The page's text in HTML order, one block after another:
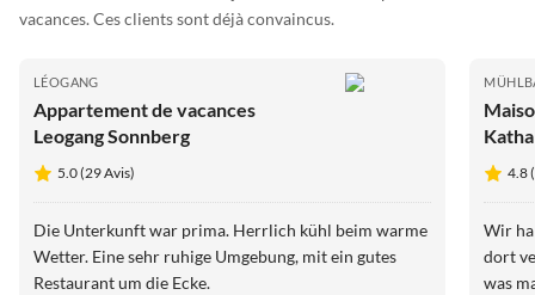
vacances. Ces clients sont déjà convaincus.
LÉOGANG
Appartement de vacances
Leogang Sonnberg
5.0 (29 Avis)
Die Unterkunft war prima. Herrlich kühl beim warme
Wetter. Eine sehr ruhige Umgebung, mit ein gutes
Restaurant um die Ecke.
4.8
Wir
dort
was